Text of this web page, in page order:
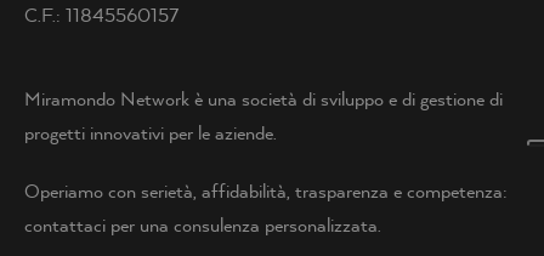
C.F.: 11845560157
Miramondo Network è una società di sviluppo e di gestione di
progetti innovativi per le aziende.
Operiamo con serietà, affidabilità, trasparenza e competenza:
contattaci per una consulenza personalizzata.